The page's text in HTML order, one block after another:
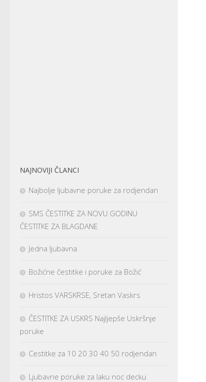
NAJNOVIJI ČLANCI
Najbolje ljubavne poruke za rodjendan
SMS ČESTITKE ZA NOVU GODINU
ČESTITKE ZA BLAGDANE
Jedna ljubavna
Božićne čestitke i poruke za Božić
Hristos VARSKRSE, Sretan Vaskrs
ČESTITKE ZA USKRS Najljepše Uskršnje
poruke
Cestitke za 10 20 30 40 50 rodjendan
Ljubavne poruke za laku noc decku